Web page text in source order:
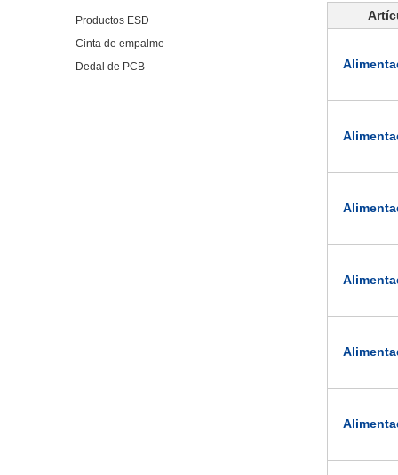
Productos ESD
Cinta de empalme
Dedal de PCB